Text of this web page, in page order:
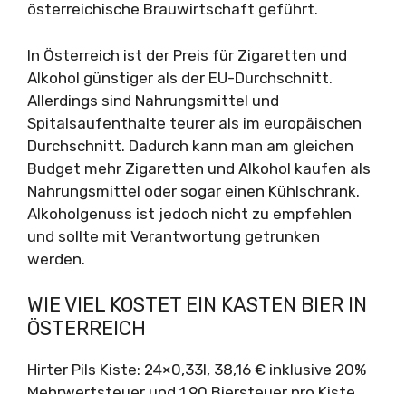
österreichische Brauwirtschaft geführt.
In Österreich ist der Preis für Zigaretten und
Alkohol günstiger als der EU-Durchschnitt.
Allerdings sind Nahrungsmittel und
Spitalsaufenthalte teurer als im europäischen
Durchschnitt. Dadurch kann man am gleichen
Budget mehr Zigaretten und Alkohol kaufen als
Nahrungsmittel oder sogar einen Kühlschrank.
Alkoholgenuss ist jedoch nicht zu empfehlen
und sollte mit Verantwortung getrunken
werden.
WIE VIEL KOSTET EIN KASTEN BIER IN
ÖSTERREICH
Hirter Pils Kiste: 24×0,33l, 38,16 € inklusive 20%